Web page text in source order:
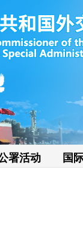
署活动 国